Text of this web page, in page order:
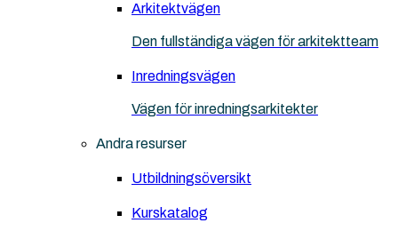
Arkitektvägen
Den fullständiga vägen för arkitektteam
Inredningsvägen
Vägen för inredningsarkitekter
Andra resurser
Utbildningsöversikt
Kurskatalog